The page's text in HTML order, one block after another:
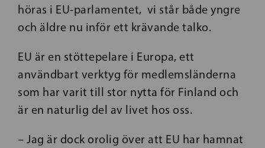
höras i EU-parlamentet, vi står både yngre
och äldre nu inför ett krävande talko.
EU är en stöttepelare i Europa, ett
användbart verktyg för medlemsländerna
som har varit till stor nytta för Finland och
är en naturlig del av livet hos oss.
– Jag är dock orolig över att EU har hamnat